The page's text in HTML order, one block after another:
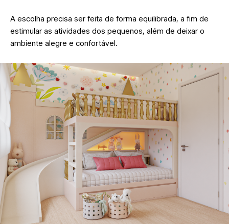
A escolha precisa ser feita de forma equilibrada, a fim de
estimular as atividades dos pequenos, além de deixar o
ambiente alegre e confortável.